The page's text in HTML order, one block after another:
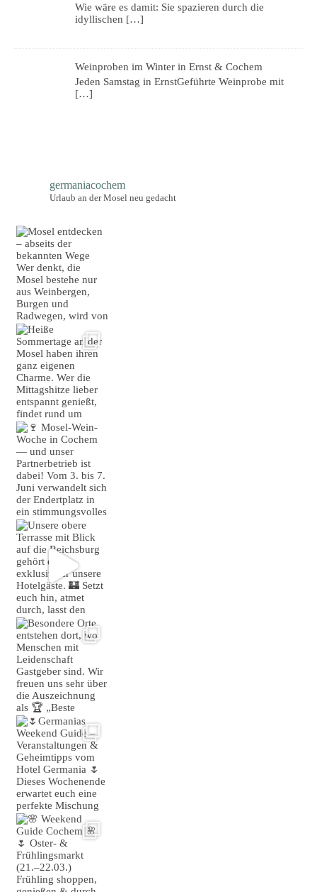
Wie wäre es damit: Sie spazieren durch die
idyllischen […]
Weinproben im Winter in Ernst & Cochem
Jeden Samstag in ErnstGeführte Weinprobe mit
[…]
germaniacochem
Urlaub an der Mosel neu gedacht